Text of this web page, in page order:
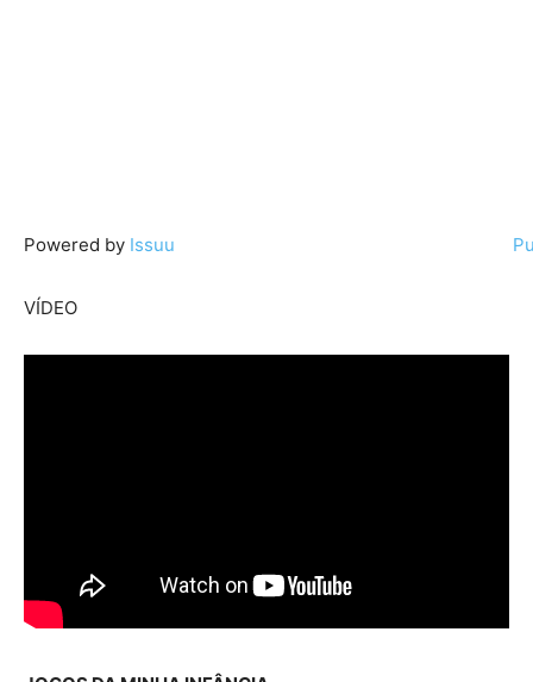
Powered by Issuu
VÍDEO